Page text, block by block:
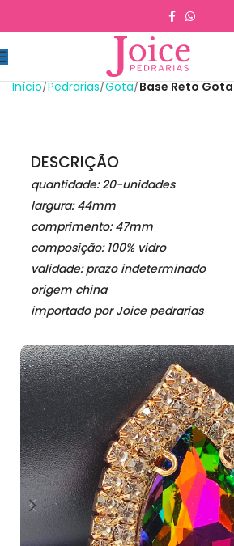
Início Pedrarias Gota Base Reto Gota
DESCRIÇÃO
quantidade: 20-unidades
largura: 44mm
comprimento: 47mm
composição: 100% vidro
validade: prazo indeterminado
origem china
importado por Joice pedrarias